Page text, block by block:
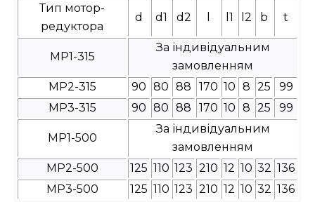
Тип мотор-
редуктора
d d1 d2 l1 l2 b t
МР1-315
За індивідуальним
замовленням
МР2-315
90 80 88 170 10 8 25
99
МР3-315
90 80 88 170 10 8 25 99
МР1-500
За індивідуальним
замовленням
МР2-500
125 110 123 210 12 10 32 136
МР3-500
125 110 123 210 12 10 32 136